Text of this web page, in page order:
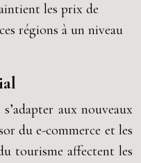
les prix de
régions à un niveau
aux nouveaux
du e-commerce et les
tourisme affectent les